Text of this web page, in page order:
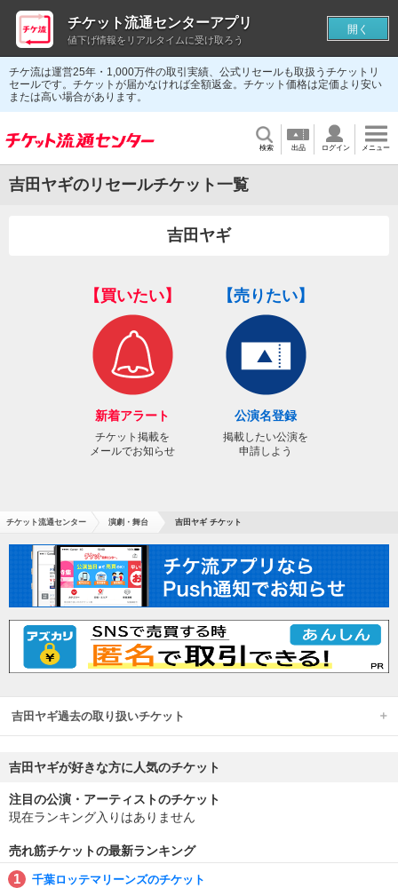
チケ流は運営25年・1,000万件の取引実績、公式リセールも取扱うチケットリ
セールです。チケットが届かなければ全額返金。チケット価格は定価より安い
または高い場合があります。
検索 出品 ログイン メニュー
吉田ヤギのリセールチケット一覧
吉田ヤギ
【買いたい】
新着アラート
チケット掲載を
メールでお知らせ
【売りたい】
公演名登録
掲載したい公演を
申請しよう
チケット流通センター 演劇・舞台 吉田ヤギ チケット
吉田ヤギ過去の取り扱いチケット
吉田ヤギが好きな方に人気のチケット
注目の公演・アーティストのチケット
現在ランキング入りはありません
売れ筋チケットの最新ランキング
千葉ロッテマリーンズのチケット
チケット流通センターアプリ
値下げ情報をリアルタイムに受け取ろう
開く